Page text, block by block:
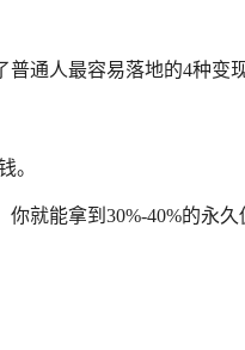
通人最容易落地的4种变
。
就能拿到30%-40%的永久